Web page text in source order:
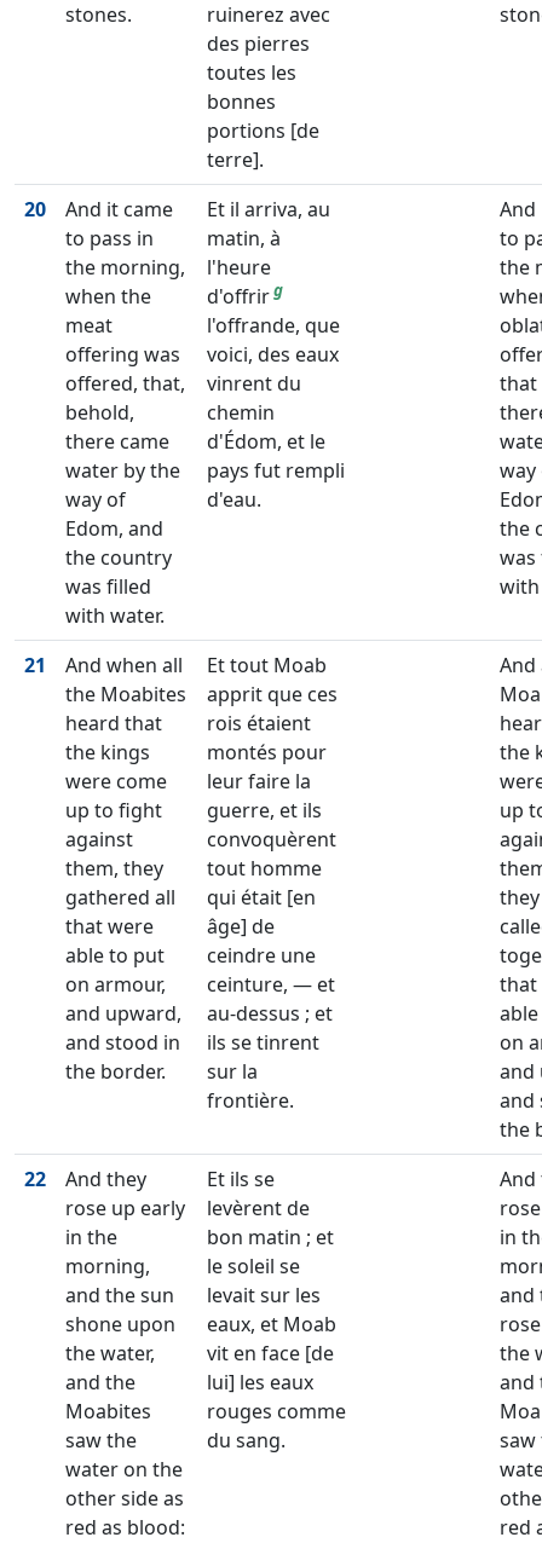
stones.
ruinerez avec
des pierres
toutes les
bonnes
portions [de
terre].
20
And it came
to pass in
the morning,
when the
meat
offering was
offered, that,
behold,
there came
water by the
way of
Edom, and
the country
was filled
with water.
Et il arriva, au
matin, à
l'heure
d'offrirg
l'offrande, que
voici, des eaux
vinrent du
chemin
d'Édom, et le
pays fut rempli
d'eau.
And
to
the
that
way
the
was
with
21
And when all
the Moabites
heard that
the kings
were come
up to fight
against
them, they
gathered all
that were
able to put
on armour,
and upward,
and stood in
the border.
Et tout Moab
apprit que ces
rois étaient
montés pour
leur faire la
guerre, et ils
convoquèrent
tout homme
qui était [en
âge] de
ceindre une
ceinture, — et
au-dessus ; et
ils se tinrent
sur la
frontière.
And
the
up
that
on
and
and
the
22
And they
rose up early
in the
morning,
and the sun
shone upon
the water,
and the
Moabites
saw the
water on the
other side as
red as blood:
Et ils se
levèrent de
bon matin ; et
le soleil se
levait sur les
eaux, et Moab
vit en face [de
lui] les eaux
rouges comme
du sang.
And
in
and
the
and
saw
red